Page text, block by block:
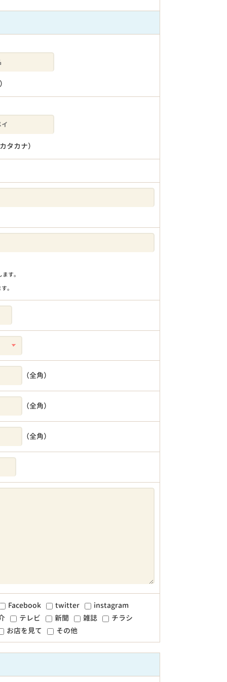
タカナ）
す。
。
（全角）
（全角）
（全角）
Facebook twitter
instagram
テレビ 新聞 雑誌
チラシ
お店を見て
その他